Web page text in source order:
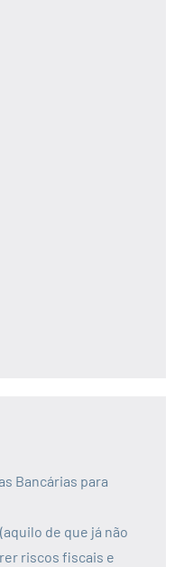
Bancárias para
de que já não
riscos fiscais e